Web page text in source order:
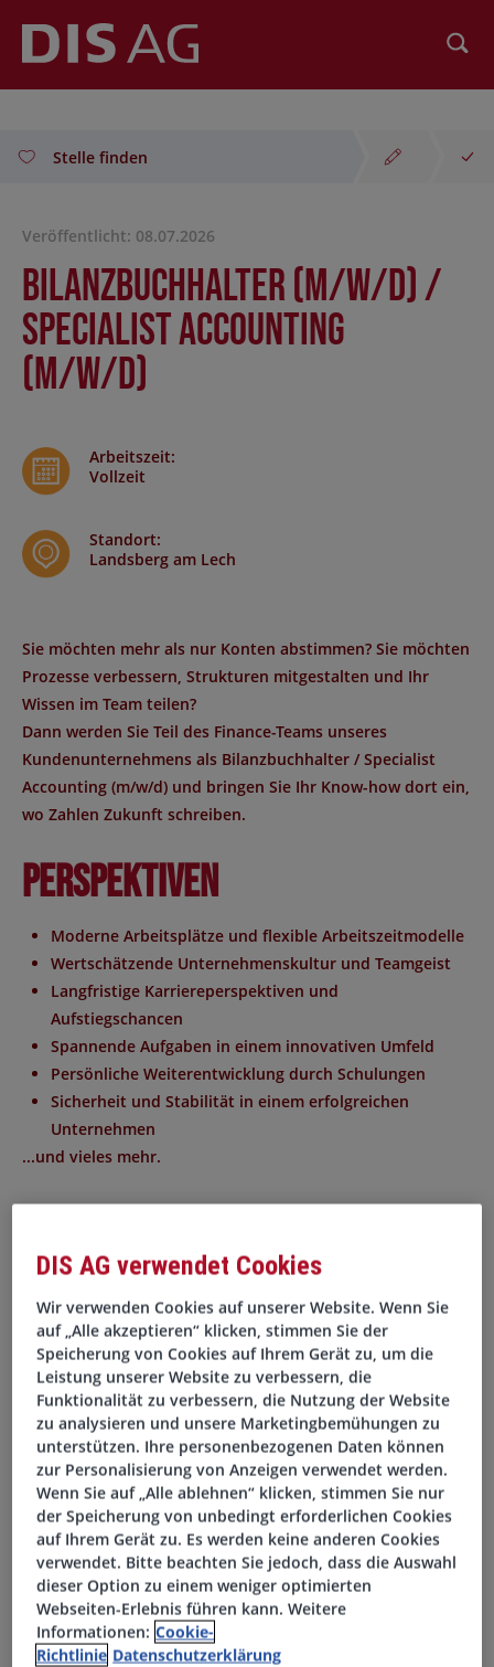
Stelle finden
Veröffentlicht: 08.07.2026
Bilanzbuchhalter (m/w/d) /
Specialist Accounting
(m/w/d)
Arbeitszeit:
Vollzeit
Standort:
Landsberg am Lech
Sie möchten mehr als nur Konten abstimmen? Sie möchten
Prozesse verbessern, Strukturen mitgestalten und Ihr
Wissen im Team teilen?
Dann werden Sie Teil des Finance-Teams unseres
Kundenunternehmens als Bilanzbuchhalter / Specialist
Accounting (m/w/d) und bringen Sie Ihr Know-how dort ein,
wo Zahlen Zukunft schreiben.
Perspektiven
Moderne Arbeitsplätze und flexible Arbeitszeitmodelle
Wertschätzende Unternehmenskultur und Teamgeist
Langfristige Karriereperspektiven und
Aufstiegschancen
Spannende Aufgaben in einem innovativen Umfeld
Persönliche Weiterentwicklung durch Schulungen
Sicherheit und Stabilität in einem erfolgreichen
Unternehmen
...und vieles mehr.
Erstellung und Analyse von Jahresabschlüssen nach
den Vorgaben des deutschen Handelsrechts (HGB)
Verantwortliche Organisation sämtlicher Abläufe im
Rechnungswesen – von der Buchführung bis zum
Reporting
Enge Zusammenarbeit mit Wirtschaftsprüfern sowie
Koordination der erforderlichen Prüfungsunterlagen
Vorbereitung und Erstellung von Steuererklärungen für
Umsatzsteuer, Lohnsteuer und Einkommensteuer
Entwicklung, Optimierung und Implementierung von
Buchungsrichtlinien zur Sicherstellung einheitlicher
Standards im Unternehmen
Unterstützung des Managements bei Kalkulationen,
Budgetplanungen und Kostenstellenanalysen
DIS AG verwendet Cookies
Wir verwenden Cookies auf unserer Website. Wenn Sie
auf „Alle akzeptieren“ klicken, stimmen Sie der
Speicherung von Cookies auf Ihrem Gerät zu, um die
Leistung unserer Website zu verbessern, die
Funktionalität zu verbessern, die Nutzung der Website
zu analysieren und unsere Marketingbemühungen zu
unterstützen. Ihre personenbezogenen Daten können
zur Personalisierung von Anzeigen verwendet werden.
Wenn Sie auf „Alle ablehnen“ klicken, stimmen Sie nur
der Speicherung von unbedingt erforderlichen Cookies
auf Ihrem Gerät zu. Es werden keine anderen Cookies
verwendet. Bitte beachten Sie jedoch, dass die Auswahl
dieser Option zu einem weniger optimierten
Webseiten-Erlebnis führen kann. Weitere
Informationen: Cookie-
Richtlinie Datenschutzerklärung